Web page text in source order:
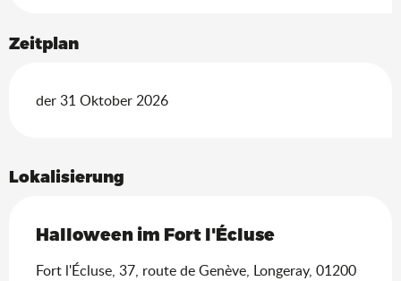
Zeitplan
der 31 Oktober 2026
Lokalisierung
Halloween im Fort l'Écluse
Fort l'Écluse, 37, route de Genève, Longeray, 01200